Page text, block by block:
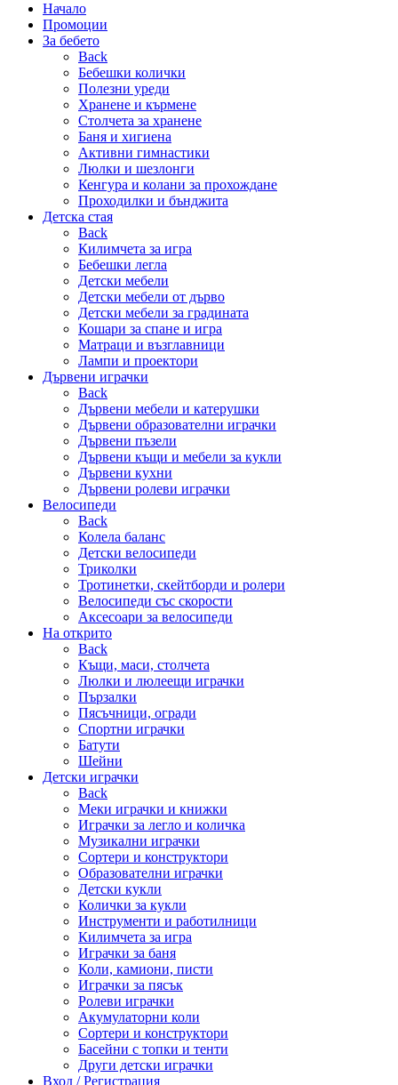
Начало
Промоции
За бебето
Back
Бебешки колички
Полезни уреди
Хранене и кърмене
Столчета за хранене
Баня и хигиена
Активни гимнастики
Люлки и шезлонги
Кенгура и колани за прохождане
Проходилки и бънджита
Детска стая
Back
Килимчета за игра
Бебешки легла
Детски мебели
Детски мебели от дърво
Детски мебели за градината
Кошари за спане и игра
Матраци и възглавници
Лампи и проектори
Дървени играчки
Back
Дървени мебели и катерушки
Дървени образователни играчки
Дървени пъзели
Дървени къщи и мебели за кукли
Дървени кухни
Дървени ролеви играчки
Велосипеди
Back
Колела баланс
Детски велосипеди
Триколки
Тротинетки, скейтборди и ролери
Велосипеди със скорости
Аксесоари за велосипеди
На открито
Back
Къщи, маси, столчета
Люлки и люлеещи играчки
Пързалки
Пясъчници, огради
Спортни играчки
Батути
Шейни
Детски играчки
Back
Меки играчки и книжки
Играчки за легло и количка
Музикални играчки
Сортери и конструктори
Образователни играчки
Детски кукли
Колички за кукли
Инструменти и работилници
Килимчета за игра
Играчки за баня
Коли, камиони, писти
Играчки за пясък
Ролеви играчки
Акумулаторни коли
Сортери и конструктори
Басейни с топки и тенти
Други детски играчки
Вход / Регистрация